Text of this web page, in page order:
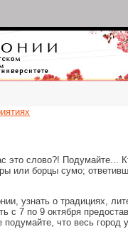
это слово?! Подумайте...
или борцы сумо;
узнать о традициях,
с 7 по 9 октября
подумайте, что весь город